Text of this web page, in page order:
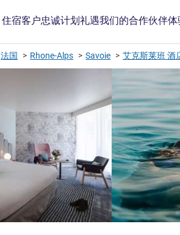
住宿客户忠诚计划礼遇我们的合作伙伴体
法国 Rhone-Alps Savoie 艾克斯莱班 酒